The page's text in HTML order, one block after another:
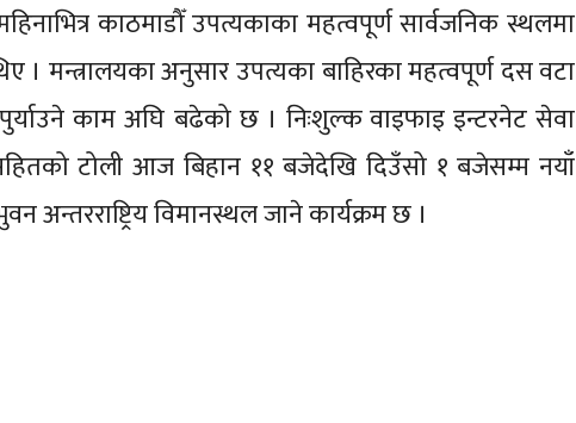
काठमाडौँ उपत्यकाका महत्वपूर्ण सार्वजनिक स्थलमा
। मन्त्रालयका अनुसार उपत्यका बाहिरका महत्वपूर्ण दस वटा
काम अघि बढेको छ । निःशुल्क वाइफाइ इन्टरनेट सेवा
टोली आज बिहान ११ बजेदेखि दिउँसो १ बजेसम्म नयाँ
अन्तरराष्ट्रिय विमानस्थल जाने कार्यक्रम छ ।